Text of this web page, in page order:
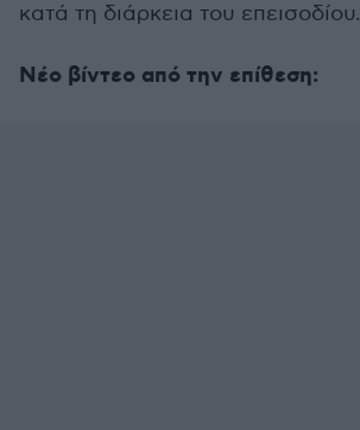
κατά τη διάρκεια του επεισοδίου.
Νέο βίντεο από την επίθεση: